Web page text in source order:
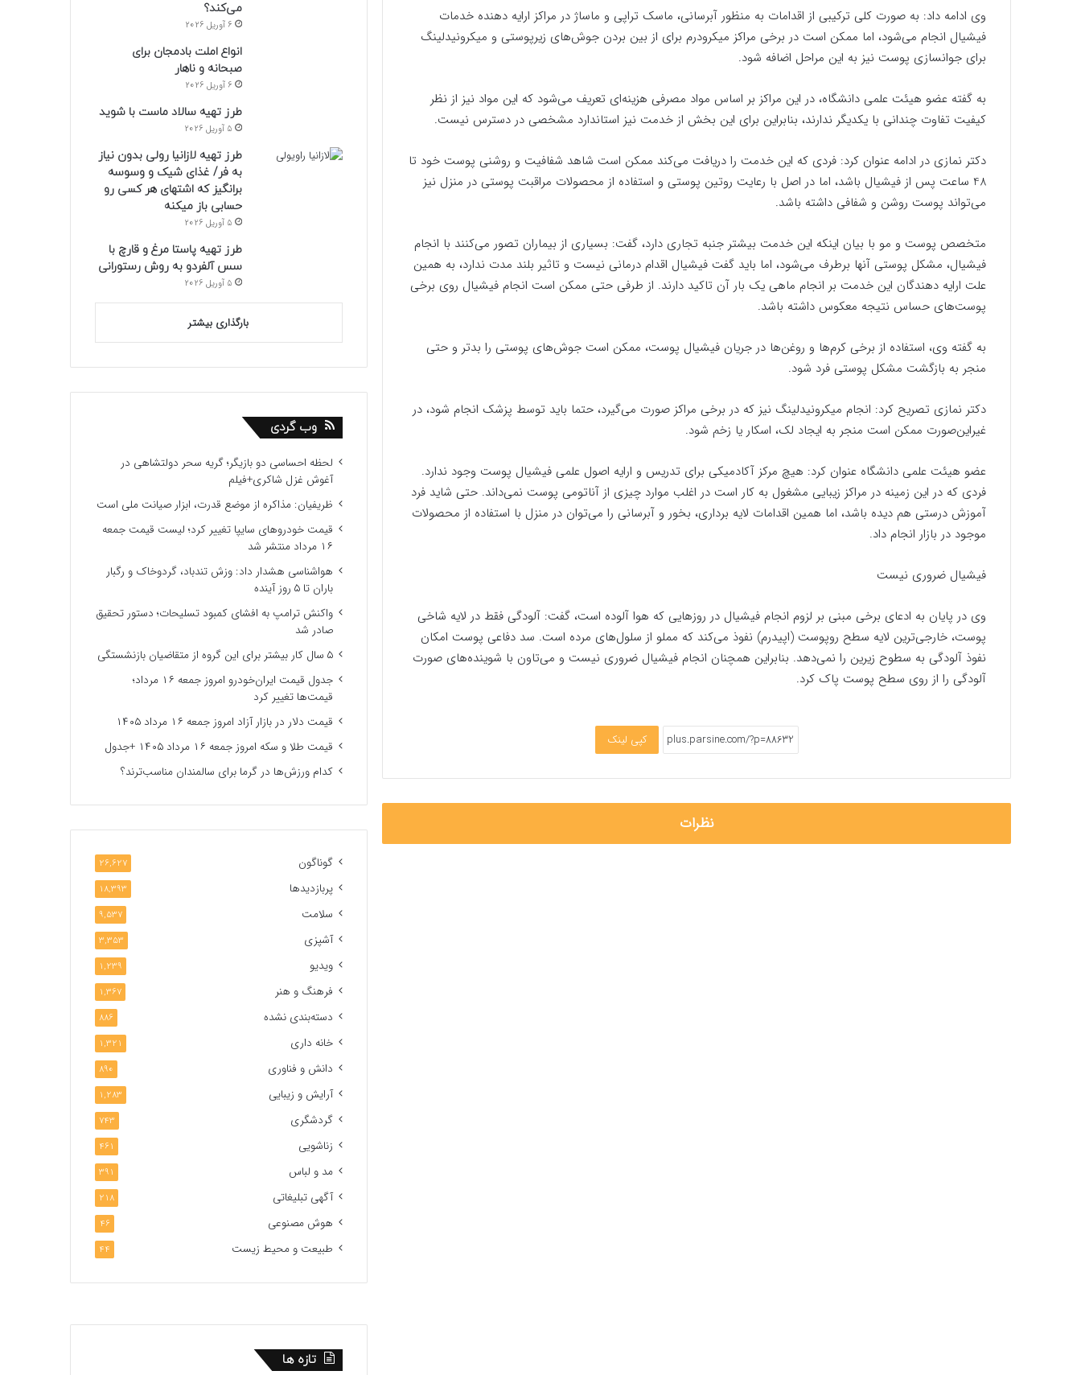
وی ادامه داد: به صورت کلی ترکیبی از اقدامات به منظور آبرسانی، ماسک تراپی و ماساژ در مراکز ارایه دهنده خدمات
فیشیال انجام می‌شود، اما ممکن است در برخی مراکز میکرودرم برای از بین بردن جوش‌های زیرپوستی و میکرونیدلینگ
برای جوانسازی پوست نیز به این مراحل اضافه شود.
به گفته عضو هیئت علمی دانشگاه، در این مراکز بر اساس مواد مصرفی هزینه‌ای تعریف می‌شود که این مواد نیز از نظر
کیفیت تفاوت چندانی با یکدیگر ندارند، بنابراین برای این بخش از خدمت نیز استاندارد مشخصی در دسترس نیست.
دکتر نمازی در ادامه عنوان کرد: فردی که این خدمت را دریافت می‌کند ممکن است شاهد شفافیت و روشنی پوست خود تا
48 ساعت پس از فیشیال باشد، اما در اصل با رعایت روتین پوستی و استفاده از محصولات مراقبت پوستی در منزل نیز
می‌تواند پوست روشن و شفافی داشته باشد.
متخصص پوست و مو با بیان اینکه این خدمت بیشتر جنبه تجاری دارد، گفت: بسیاری از بیماران تصور می‌کنند با انجام
فیشیال، مشکل پوستی آنها برطرف می‌شود، اما باید گفت فیشیال اقدام درمانی نیست و تاثیر بلند مدت ندارد، به همین
علت ارایه دهندگان این خدمت بر انجام ماهی یک بار آن تاکید دارند. از طرفی حتی ممکن است انجام فیشیال روی برخی
پوست‌‎های حساس نتیجه معکوس داشته باشد.
به گفته وی، استفاده از برخی کرم‌ها و روغن‌ها در جریان فیشیال پوست، ممکن است جوش‌های پوستی را بدتر و حتی
منجر به بازگشت مشکل پوستی فرد شود.
دکتر نمازی تصریح کرد: انجام میکرونیدلینگ نیز که در برخی مراکز صورت می‌گیرد، حتما باید توسط پزشک انجام شود، در
غیراین‌صورت ممکن است منجر به ایجاد لک، اسکار یا زخم شود.
عضو هیئت علمی دانشگاه عنوان کرد: هیچ مرکز آکادمیکی برای تدریس و ارایه اصول علمی فیشیال پوست وجود ندارد.
فردی که در این زمینه در مراکز زیبایی مشغول به کار است در اغلب موارد چیزی از آناتومی پوست نمی‌داند. حتی شاید فرد
آموزش درستی هم دیده باشد، اما همین اقدامات لایه برداری، بخور و آبرسانی را می‌توان در منزل با استفاده از محصولات
موجود در بازار انجام داد.
فیشیال ضروری نیست
وی در پایان به ادعای برخی مبنی بر لزوم انجام فیشیال در روزهایی که هوا آلوده است، گفت: آلودگی فقط در لایه شاخی
پوست، خارجی‌ترین لایه سطح روپوست (اپیدرم) نفوذ می‌کند که مملو از سلول‌های مرده است. سد دفاعی پوست امکان
نفوذ آلودگی به سطوح زیرین را نمی‌دهد. بنابراین همچنان انجام فیشیال ضروری نیست و می‌تاون با شوینده‌های صورت
آلودگی را از روی سطح پوست پاک کرد.
کپی لینک
نظرات
می‌کند؟
6 آوریل 2026
انواع املت بادمجان برای
صبحانه و ناهار
6 آوریل 2026
طرز تهیه سالاد ماست با شوید
5 آوریل 2026
طرز تهیه لازانیا رولی بدون نیاز
به فر/ غذای شیک و وسوسه
برانگیز که اشتهای هر کسی رو
حسابی باز میکنه
5 آوریل 2026
طرز تهیه پاستا مرغ و قارچ با
سس آلفردو به روش رستورانی
5 آوریل 2026
بارگذاری بیشتر
وب گردی
لحظه احساسی دو بازیگر؛ گریه سحر دولتشاهی در
آغوش غزل شاکری+فیلم
ظریفیان: مذاکره از موضع قدرت، ابزار صیانت ملی است
قیمت خودروهای سایپا تغییر کرد؛ لیست قیمت جمعه
۱۶ مرداد منتشر شد
هواشناسی هشدار داد: وزش تندباد، گردوخاک و رگبار
باران تا ۵ روز آینده
واکنش ترامپ به افشای کمبود تسلیحات؛ دستور تحقیق
صادر شد
۵ سال کار بیشتر برای این گروه از متقاضیان بازنشستگی
جدول قیمت ایران‌خودرو امروز جمعه ۱۶ مرداد؛
قیمت‌ها تغییر کرد
قیمت دلار در بازار آزاد امروز جمعه ۱۶ مرداد ۱۴۰۵
قیمت طلا و سکه امروز جمعه ۱۶ مرداد ۱۴۰۵ +جدول
کدام ورزش‌ها در گرما برای سالمندان مناسب‌ترند؟
گوناگون 26,627
پربازدیدها 18,393
سلامت 9,537
آشپزی 3,353
ویدیو 1,239
فرهنگ و هنر 1,367
دسته‌بندی نشده 886
خانه داری 1,321
دانش و فناوری 890
آرایش و زیبایی 1,283
گردشگری 743
زناشویی 461
مد و لباس 391
آگهی تبلیغاتی 218
هوش مصنوعی 46
طبیعت و محیط زیست 44